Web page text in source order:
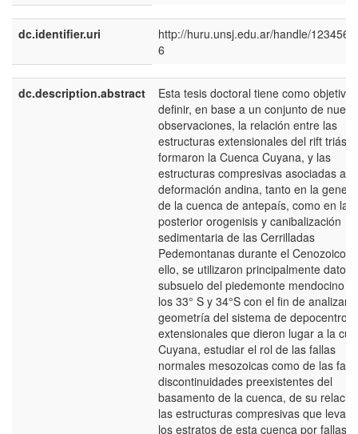
dc.identifier.uri
http://huru.unsj.edu.ar/handle/
6
dc.description.abstract
Esta tesis doctoral tiene como objetivo
definir, en base a un conjunto de
observaciones, la relación entre las
estructuras extensionales del rift
formaron la Cuenca Cuyana, y las
estructuras compresivas asociadas a la
deformación andina, tanto en la
de la cuenca de antepaís, como en la
posterior orogenisis y canibalización
sedimentaria de las Cerrilladas
Pedemontanas durante el Cenozoico.
ello, se utilizaron principalmente datos
subsuelo del piedemonte mendocino
los 33° S y 34°S con el fin de analizar
geometría del sistema de depocentros
extensionales que dieron lugar a la
Cuyana, estudiar el rol de las fallas
normales mesozoicas como de las
discontinuidades preexistentes del
basamento de la cuenca, de su
las estructuras compresivas que
los estratos de esta cuenca por fallas y